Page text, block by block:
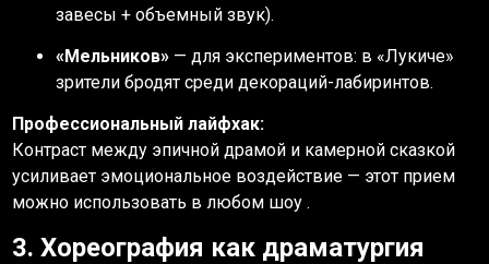
завесы + объемный звук).
«Мельников» — для экспериментов: в «Лукиче»
зрители бродят среди декораций-лабиринтов.
Профессиональный лайфхак:
Контраст между эпичной драмой и камерной сказкой
усиливает эмоциональное воздействие — этот прием
можно использовать в любом шоу .
3. Хореография как драматургия